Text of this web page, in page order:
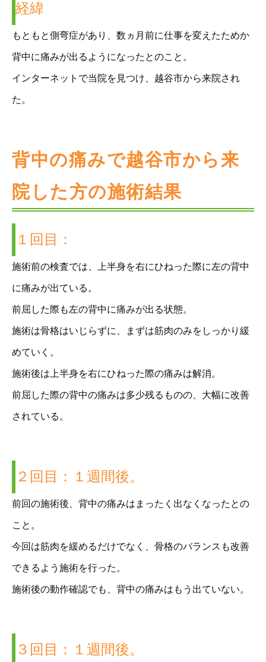
経緯
もともと側弯症があり、数ヵ月前に仕事を変えたためか
背中に痛みが出るようになったとのこと。
インターネットで当院を見つけ、越谷市から来院され
た。
背中の痛みで越谷市から来
院した方の施術結果
１回目：
施術前の検査では、上半身を右にひねった際に左の背中
に痛みが出ている。
前屈した際も左の背中に痛みが出る状態。
施術は骨格はいじらずに、まずは筋肉のみをしっかり緩
めていく。
施術後は上半身を右にひねった際の痛みは解消。
前屈した際の背中の痛みは多少残るものの、大幅に改善
されている。
２回目：１週間後。
前回の施術後、背中の痛みはまったく出なくなったとの
こと。
今回は筋肉を緩めるだけでなく、骨格のバランスも改善
できるよう施術を行った。
施術後の動作確認でも、背中の痛みはもう出ていない。
３回目：１週間後。